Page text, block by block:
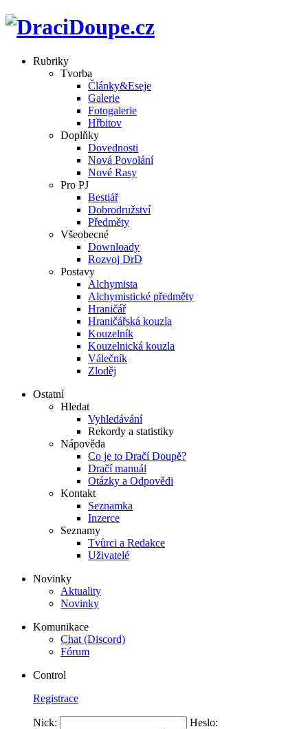
Rubriky
Tvorba
Články&Eseje
Galerie
Fotogalerie
Hřbitov
Doplňky
Dovednosti
Nová Povolání
Nové Rasy
Pro PJ
Bestiář
Dobrodružství
Předměty
Všeobecné
Downloady
Rozvoj DrD
Postavy
Alchymista
Alchymistické předměty
Hraničář
Hraničářská kouzla
Kouzelník
Kouzelnická kouzla
Válečník
Zloděj
Ostatní
Hledat
Vyhledávání
Rekordy a statistiky
Nápověda
Co je to Dračí Doupě?
Dračí manuál
Otázky a Odpovědi
Kontakt
Seznamka
Inzerce
Seznamy
Tvůrci a Redakce
Uživatelé
Novinky
Aktuality
Novinky
Komunikace
Chat (Discord)
Fórum
Control
Registrace
Nick: Heslo: